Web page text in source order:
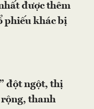
được thêm
phiếu khác bị
đột ngột, thị
thanh